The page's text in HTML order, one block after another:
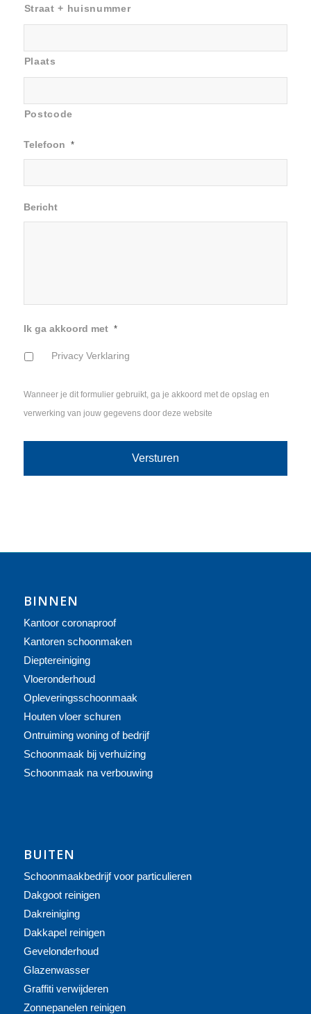
Straat + huisnummer
Plaats
Postcode
Telefoon *
Bericht
Ik ga akkoord met *
Privacy Verklaring
Wanneer je dit formulier gebruikt, ga je akkoord met de opslag en
verwerking van jouw gegevens door deze website
BINNEN
Kantoor coronaproof
Kantoren schoonmaken
Dieptereiniging
Vloeronderhoud
Opleveringsschoonmaak
Houten vloer schuren
Ontruiming woning of bedrijf
Schoonmaak bij verhuizing
Schoonmaak na verbouwing
BUITEN
Schoonmaakbedrijf voor particulieren
Dakgoot reinigen
Dakreiniging
Dakkapel reinigen
Gevelonderhoud
Glazenwasser
Graffiti verwijderen
Zonnepanelen reinigen